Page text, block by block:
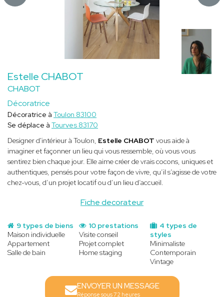
Estelle CHABOT
CHABOT
Décoratrice
Fiche decorateur
Décoratrice à Toulon 83100
Se déplace à Tourves 83170
Designer d'intérieur à Toulon, Estelle CHABOT vous aide à
imaginer et façonner un lieu qui vous ressemble, où vous vous
sentirez bien chaque jour. Elle aime créer de vrais cocons, uniques et
authentiques, pensés pour votre façon de vivre, qu’il s’agisse de votre
chez-vous, d’un projet locatif ou d’un lieu d’accueil.
9 types de biens
Maison individuelle
Appartement
Salle de bain
4 types de
styles
Minimaliste
Contemporain
Vintage
10 prestations
Visite conseil
Projet complet
Home staging
ENVOYER UN MESSAGE
Réponse sous 72 heures